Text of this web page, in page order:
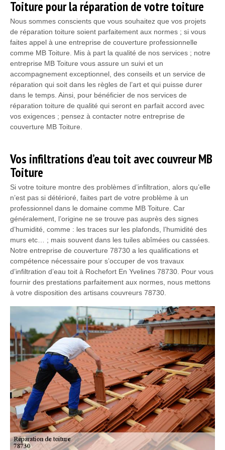
Toiture pour la réparation de votre toiture
Nous sommes conscients que vous souhaitez que vos projets
de réparation toiture soient parfaitement aux normes ; si vous
faites appel à une entreprise de couverture professionnelle
comme MB Toiture. Mis à part la qualité de nos services ; notre
entreprise MB Toiture vous assure un suivi et un
accompagnement exceptionnel, des conseils et un service de
réparation qui soit dans les règles de l’art et qui puisse durer
dans le temps. Ainsi, pour bénéficier de nos services de
réparation toiture de qualité qui seront en parfait accord avec
vos exigences ; pensez à contacter notre entreprise de
couverture MB Toiture.
Vos infiltrations d’eau toit avec couvreur MB
Toiture
Si votre toiture montre des problèmes d’infiltration, alors qu’elle
n’est pas si détérioré, faites part de votre problème à un
professionnel dans le domaine comme MB Toiture. Car
généralement, l’origine ne se trouve pas auprès des signes
d’humidité, comme : les traces sur les plafonds, l’humidité des
murs etc… ; mais souvent dans les tuiles abîmées ou cassées.
Notre entreprise de couverture 78730 a les qualifications et
compétence nécessaire pour s’occuper de vos travaux
d’infiltration d’eau toit à Rochefort En Yvelines 78730. Pour vous
fournir des prestations parfaitement aux normes, nous mettons
à votre disposition des artisans couvreurs 78730.